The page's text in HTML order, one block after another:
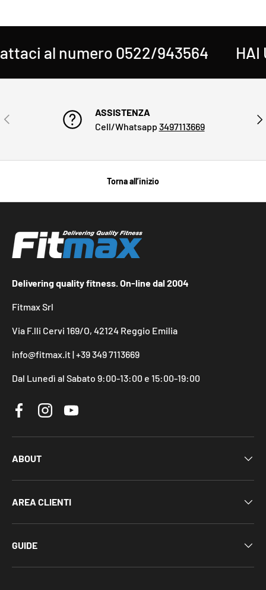
al numero 0522/943564 HAI
INDIETRO
ASSISTENZA
Cell/Whatsapp 3497113669
Torna all’inizio
Delivering quality fitness. On-line dal 2004
Fitmax Srl
Via F.lli Cervi 169/O, 42124 Reggio Emilia
info@fitmax.it | +39 349 7113669
Dal Lunedì al Sabato 9:00-13:00 e 15:00-19:00
FacebookInstagramYouTube
ABOUT
AREA CLIENTI
GUIDE